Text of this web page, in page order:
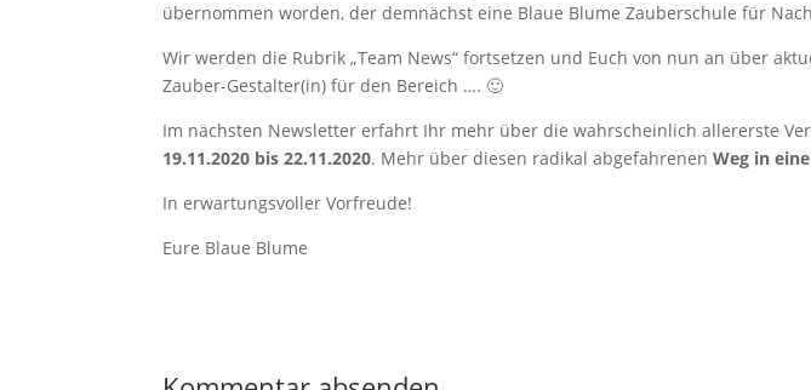
übernommen worden, der demnächst eine Blaue Blume Zauberschule für
Wir werden die Rubrik „Team News“ fortsetzen und Euch von nun an über
Zauber-Gestalter(in) für den Bereich …. 🙂
Im nächsten Newsletter erfahrt Ihr mehr über die wahrscheinlich allererste
19.11.2020 bis 22.11.2020. Mehr über diesen radikal abgefahrenenWeg in
In erwartungsvoller Vorfreude!
Eure Blaue Blume